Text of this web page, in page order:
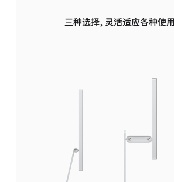
三种选择，灵活适应各种使用